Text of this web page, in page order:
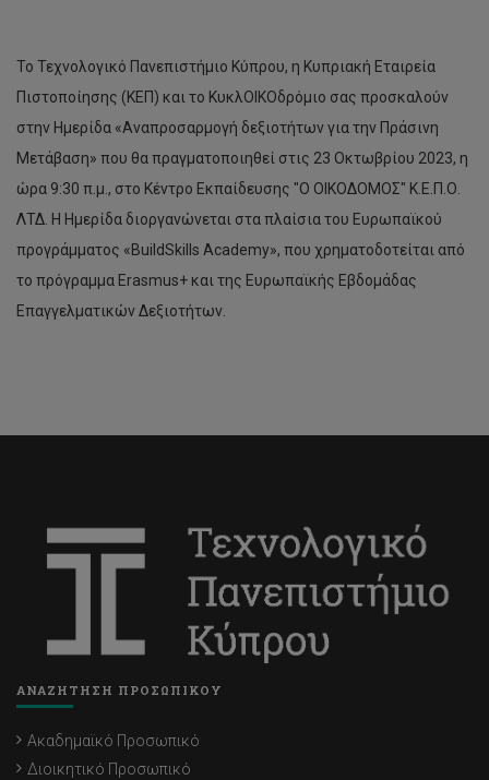
Το Τεχνολογικό Πανεπιστήμιο Κύπρου, η Κυπριακή Εταιρεία
Πιστοποίησης (ΚΕΠ) και το ΚυκλΟΙΚΟδρόμιο σας προσκαλούν
στην Ημερίδα «Αναπροσαρμογή δεξιοτήτων για την Πράσινη
Μετάβαση» που θα πραγματοποιηθεί στις 23 Οκτωβρίου 2023, η
ώρα 9:30 π.μ., στο Κέντρο Εκπαίδευσης "Ο ΟΙΚΟΔΟΜΟΣ" Κ.Ε.Π.Ο.
ΛΤΔ. Η Ημερίδα διοργανώνεται στα πλαίσια του Ευρωπαϊκού
προγράμματος «BuildSkills Academy», που χρηματοδοτείται από
το πρόγραμμα Erasmus+ και της Ευρωπαϊκής Εβδομάδας
Επαγγελματικών Δεξιοτήτων.
ΑΝΑΖΗΤΗΣΗ ΠΡΟΣΩΠΙΚΟΥ
Ακαδημαϊκό Προσωπικό
Διοικητικό Προσωπικό